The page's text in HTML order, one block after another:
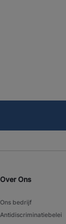
Over Ons
Ons bedrijf
Antidiscriminatiebelei